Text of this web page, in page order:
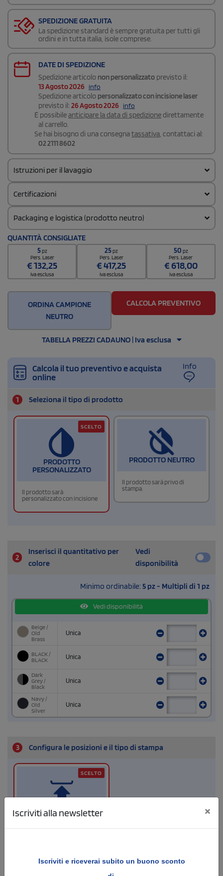
SPEDIZIONE GRATUITA
La spedizione standard è sempre gratuita per tutti gli
ordini e in tutta italia, isole comprese.
DATE DI SPEDIZIONE
Spedizione articolo non personalizzato previsto il:
13 Agosto 2026 info
Spedizione articolo personalizzato con incisione laser
previsto il: 26 Agosto 2026 info
É possibileanticipare la data di spedizionedirettamente
al carrello.
Se hai bisogno di una consegnatassativa, contattaci al:
02 2111 8602
Istruzioni per il lavaggio
Certificazioni
Packaging e logistica (prodotto neutro)
Codice doganale
62171000
Quantità per confezione
Quantità per scatola
60
QUANTITÀ CONSIGLIATE
5pz
Pers. Laser
€132,25
iva esclusa
25pz
Pers. Laser
€417,25
iva esclusa
50 pz
Pers. Laser
€618,00
iva esclusa
ORDINA CAMPIONE
NEUTRO
CALCOLA PREVENTIVO
TABELLA PREZZI CADAUNO | Iva esclusa
Calcola il tuo preventivo e acquista
online
Info
1 Seleziona il tipo di prodotto
PRODOTTO
PERSONALIZZATO
Il prodotto sarà
personalizzato con incisione
SCELTO
PRODOTTO NEUTRO
Il prodotto sarà privo di
stampa.
2
Inserisci il quantitativo per
colore
Vedi
disponibilità
Minimo ordinabile: 5 pz - Multipli di 1 pz
Vedi disponibilità
Beige /
Old
Brass
Unica
BLACK /
BLACK
Unica
Dark
Grey /
Black
Unica
Navy /
Old
Silver
Unica
3 Configura le posizioni e il tipo di stampa
Fibbia Metallica
SCELTO
Iscriviti alla newsletter ×
Iscriviti e riceverai subito un buono sconto